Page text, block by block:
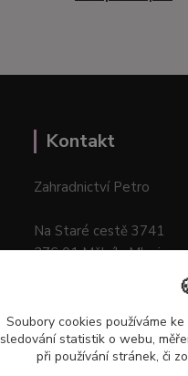
Kontakt
Zahradnictví Petro
Na Staré cestě 3741
276 01 Mělník–Mlazice
Soubory cookies používáme
sledování statistik o webu,
při používání stránek, či